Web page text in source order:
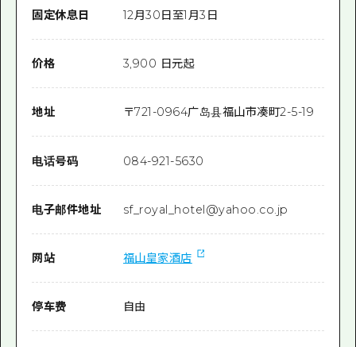
固定休息日 12月30日至1月3日
价格 3,900 日元起
地址 〒721-0964广岛县福山市凑町2-5-19
电话号码 084-921-5630
电子邮件地址 sf_royal_hotel@yahoo.co.jp
网站 福山皇家酒店
停车费 自由